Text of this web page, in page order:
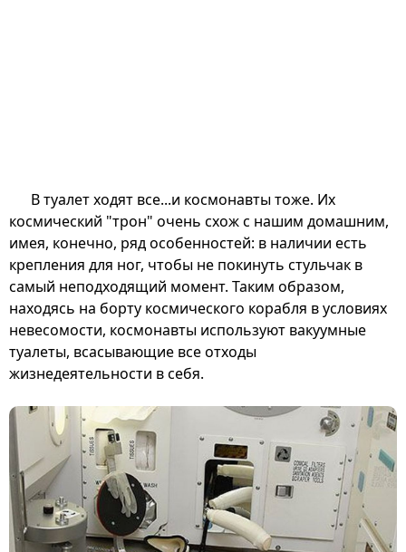
В туалет ходят все...и космонавты тоже. Их
космический "трон" очень схож с нашим домашним,
имея, конечно, ряд особенностей: в наличии есть
крепления для ног, чтобы не покинуть стульчак в
самый неподходящий момент. Таким образом,
находясь на борту космического корабля в условиях
невесомости, космонавты используют вакуумные
туалеты, всасывающие все отходы
жизнедеятельности в себя.